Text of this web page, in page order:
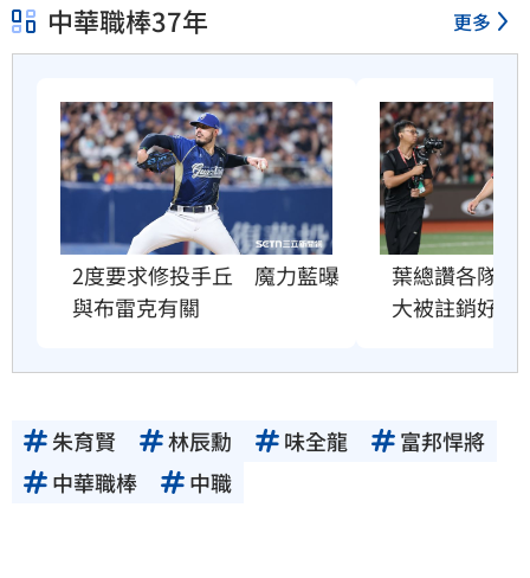
中華職棒37年 更多
2度要求修投手丘　魔力藍曝
與布雷克有關
葉總讚各隊洋
大被註銷好吃
朱育賢 林辰勳 味全龍
富邦悍將
中華職棒
中職